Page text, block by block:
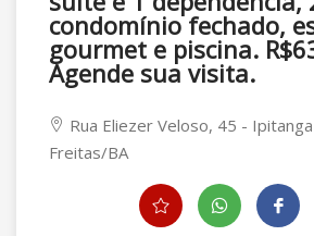
condomínio fechado,
gourmet e piscina.
Agende sua visita.
Rua Eliezer Veloso, 45 -
Freitas/BA